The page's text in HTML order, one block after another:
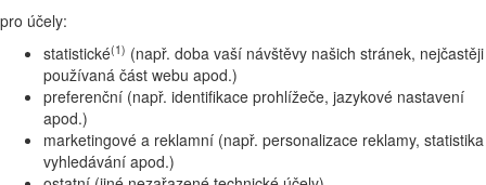
pro účely:
statistické(1) (např. doba vaší návštěvy našich stránek, nejčastěji
používaná část webu apod.)
preferenční (např. identifikace prohlížeče, jazykové nastavení
apod.)
marketingové a reklamní (např. personalizace reklamy, statistika
vyhledávání apod.)